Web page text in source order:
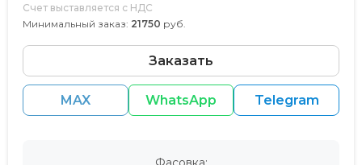
Счет выставляется с НДС
Минимальный заказ: 21750 руб.
Заказать
MAX WhatsApp Telegram